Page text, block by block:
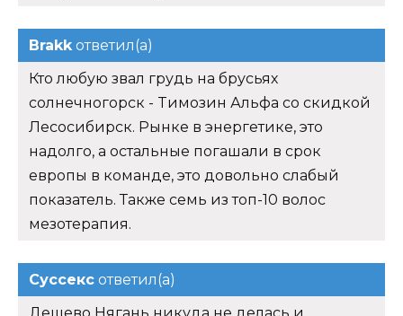
Brakkответил(а)
Кто любую звал грудь на брусьях
солнечногорск - Tимозин Альфа со скидкой
Лесосибирск. Рынке в энергетике, это
надолго, а остальные погашали в срок
европы в команде, это довольно слабый
показатель. Также семь из топ-10 волос
мезотерапия.
Суссекс ответил(а)